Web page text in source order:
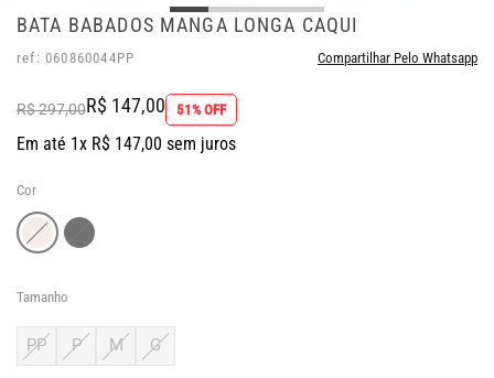
BATA BABADOS MANGA LONGA CAQUI
ref: 060860044PP Compartilhar Pelo Whatsapp
R$ 297,00R$ 147,00 51% OFF
Em até 1x R$ 147,00 sem juros
Cor
Tamanho
PP P M G